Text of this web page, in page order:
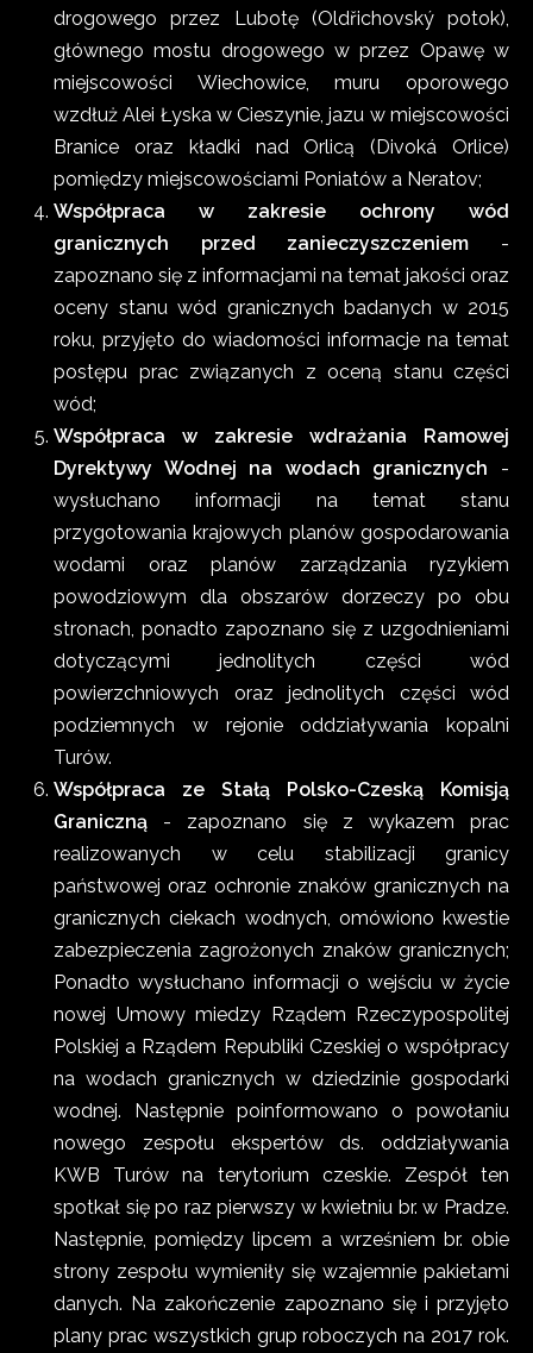
drogowego przez Lubotę (Oldřichovský potok),
głównego mostu drogowego w przez Opawę w
miejscowości Wiechowice, muru oporowego
wzdłuż Alei Łyska w Cieszynie, jazu w miejscowości
Branice oraz kładki nad Orlicą (Divoká Orlice)
pomiędzy miejscowościami Poniatów a Neratov;
Współpraca w zakresie ochrony wód
granicznych przed zanieczyszczeniem -
zapoznano się z informacjami na temat jakości oraz
oceny stanu wód granicznych badanych w 2015
roku, przyjęto do wiadomości informacje na temat
postępu prac związanych z oceną stanu części
wód;
Współpraca w zakresie wdrażania Ramowej
Dyrektywy Wodnej na wodach granicznych -
wysłuchano informacji na temat stanu
przygotowania krajowych planów gospodarowania
wodami oraz planów zarządzania ryzykiem
powodziowym dla obszarów dorzeczy po obu
stronach, ponadto zapoznano się z uzgodnieniami
dotyczącymi jednolitych części wód
powierzchniowych oraz jednolitych części wód
podziemnych w rejonie oddziaływania kopalni
Turów.
Współpraca ze Stałą Polsko-Czeską Komisją
Graniczną - zapoznano się z wykazem prac
realizowanych w celu stabilizacji granicy
państwowej oraz ochronie znaków granicznych na
granicznych ciekach wodnych, omówiono kwestie
zabezpieczenia zagrożonych znaków granicznych;
Ponadto wysłuchano informacji o wejściu w życie
nowej Umowy miedzy Rządem Rzeczypospolitej
Polskiej a Rządem Republiki Czeskiej o współpracy
na wodach granicznych w dziedzinie gospodarki
wodnej. Następnie poinformowano o powołaniu
nowego zespołu ekspertów ds. oddziaływania
KWB Turów na terytorium czeskie. Zespół ten
spotkał się po raz pierwszy w kwietniu br. w Pradze.
Następnie, pomiędzy lipcem a wrześniem br. obie
strony zespołu wymieniły się wzajemnie pakietami
danych. Na zakończenie zapoznano się i przyjęto
plany prac wszystkich grup roboczych na 2017 rok.